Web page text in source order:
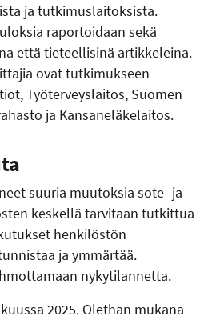
ja tutkimuslaitoksista.
raportoidaan sekä
että tieteellisinä artikkeleina.
ovat tutkimukseen
Työterveyslaitos, Suomen
ja Kansaneläkelaitos.
suuria muutoksia sote- ja
keskellä tarvitaan tutkittua
henkilöstön
ja ymmärtää.
nykytilannetta.
2025. Olethan mukana